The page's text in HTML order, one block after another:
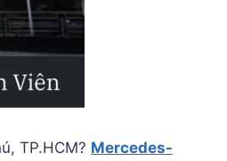
TP.HCM? Mercedes-